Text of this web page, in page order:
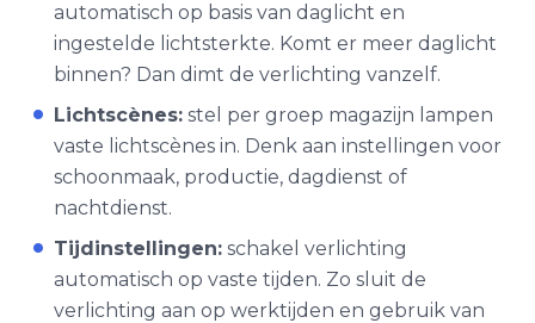
automatisch op basis van daglicht en
ingestelde lichtsterkte. Komt er meer daglicht
binnen? Dan dimt de verlichting vanzelf.
Lichtscènes: stel per groep magazijn lampen
vaste lichtscènes in. Denk aan instellingen voor
schoonmaak, productie, dagdienst of
nachtdienst.
Tijdinstellingen: schakel verlichting
automatisch op vaste tijden. Zo sluit de
verlichting aan op werktijden en gebruik van